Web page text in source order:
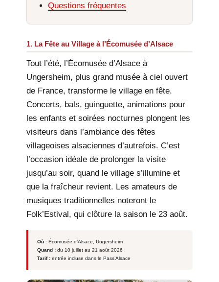
Questions fréquentes
1. La Fête au Village à l’Écomusée d’Alsace
Tout l’été, l’Écomusée d’Alsace à
Ungersheim, plus grand musée à ciel ouvert
de France, transforme le village en fête.
Concerts, bals, guinguette, animations pour
les enfants et soirées nocturnes plongent les
visiteurs dans l’ambiance des fêtes
villageoises alsaciennes d’autrefois. C’est
l’occasion idéale de prolonger la visite
jusqu’au soir, quand le village s’illumine et
que la fraîcheur revient. Les amateurs de
musiques traditionnelles noteront le
Folk’Estival, qui clôture la saison le 23 août.
Où : Écomusée d’Alsace, Ungersheim
Quand : du 10 juillet au 21 août 2026
Tarif : entrée incluse dans le Pass’Alsace